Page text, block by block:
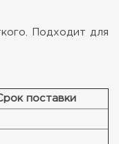
Подходит для
поставки